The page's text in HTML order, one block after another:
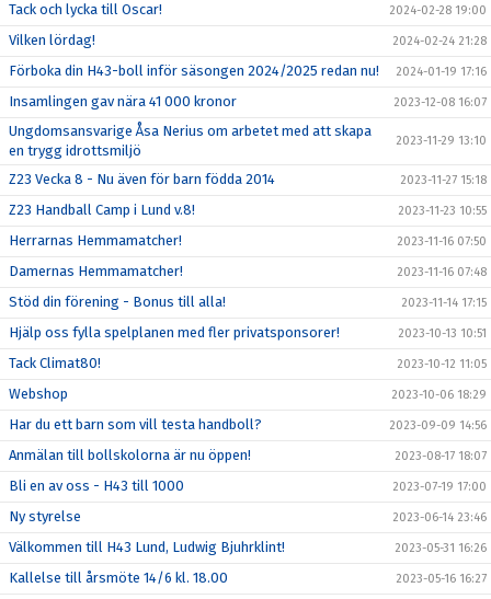
Tack och lycka till Oscar! 2024-02-28 19:00
Vilken lördag! 2024-02-24 21:28
Förboka din H43-boll inför säsongen 2024/2025 redan nu! 2024-01-19 17:16
Insamlingen gav nära 41 000 kronor 2023-12-08 16:07
Ungdomsansvarige Åsa Nerius om arbetet med att skapa
en trygg idrottsmiljö
2023-11-29 13:10
Z23 Vecka 8 - Nu även för barn födda 2014 2023-11-27 15:18
Z23 Handball Camp i Lund v.8! 2023-11-23 10:55
Herrarnas Hemmamatcher! 2023-11-16 07:50
Damernas Hemmamatcher! 2023-11-16 07:48
Stöd din förening - Bonus till alla! 2023-11-14 17:15
Hjälp oss fylla spelplanen med fler privatsponsorer! 2023-10-13 10:51
Tack Climat80! 2023-10-12 11:05
Webshop 2023-10-06 18:29
Har du ett barn som vill testa handboll? 2023-09-09 14:56
Anmälan till bollskolorna är nu öppen! 2023-08-17 18:07
Bli en av oss - H43 till 1000 2023-07-19 17:00
Ny styrelse 2023-06-14 23:46
Välkommen till H43 Lund, Ludwig Bjuhrklint! 2023-05-31 16:26
Kallelse till årsmöte 14/6 kl. 18.00 2023-05-16 16:27